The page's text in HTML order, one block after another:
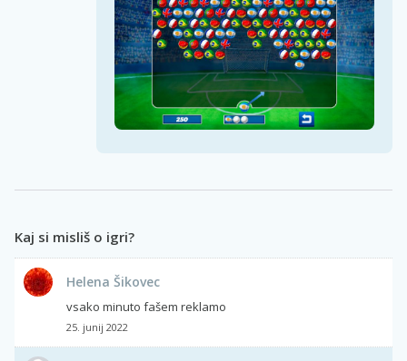
Kaj si misliš o igri?
Helena Šikovec
vsako minuto fašem reklamo
25. junij 2022